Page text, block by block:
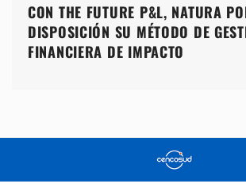
CON THE FUTURE P&L, NATURA
DISPOSICIÓN SU MÉTODO DE
FINANCIERA DE IMPACTO